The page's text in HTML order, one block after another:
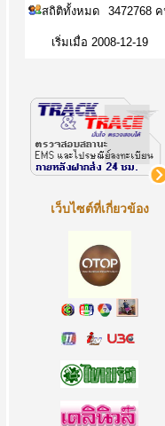
สถิติทั้งหมด
3472768
เริ่มเมื่อ 2008-12-19
เว็บไซต์ที่เกี่ยวข้อง